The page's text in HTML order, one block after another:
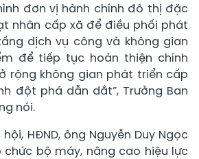
đơn vị hành chính đô thị đặc
nhân cấp xã để điều phối phát
dịch vụ công và không gian
để tiếp tục hoàn thiện chính
rộng không gian phát triển cấp
đột phá dẫn dắt”, Trưởng Ban
nói.
HĐND, ông Nguyễn Duy Ngọc
chức bộ máy, nâng cao hiệu lực